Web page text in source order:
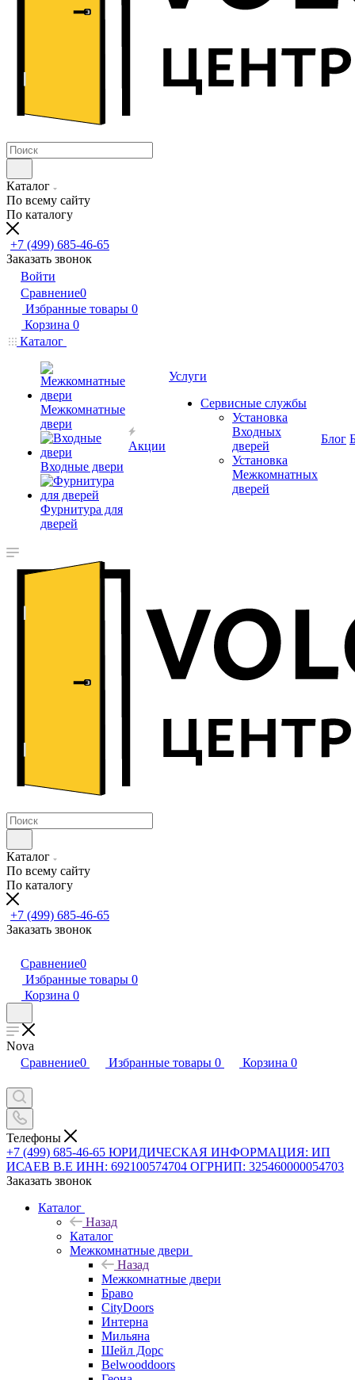
Каталог
По всему сайту
По каталогу
+7 (499) 685-46-65
Заказать звонок
Войти
Сравнение0
Избранные товары 0
Корзина 0
Каталог
Межкомнатные
двери
Входные двери
Фурнитура для
дверей
Акции
Услуги
Сервисные службы
Установка
Входных
дверей
Установка
Межкомнатных
дверей
Блог
Каталог
По всему сайту
По каталогу
+7 (499) 685-46-65
Заказать звонок
Сравнение0
Избранные товары 0
Корзина 0
Nova
Сравнение0 Избранные товары 0 Корзина 0
Телефоны
+7 (499) 685-46-65 ЮРИДИЧЕСКАЯ ИНФОРМАЦИЯ: ИП
ИСАЕВ В.Е ИНН: 692100574704 ОГРНИП: 325460000054703
Заказать звонок
Каталог
Назад
Каталог
Межкомнатные двери
Назад
Межкомнатные двери
Браво
CityDoors
Интерна
Мильяна
Шейл Дорс
Belwooddoors